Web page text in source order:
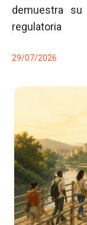
demuestra
regulatoria
29/07/2026